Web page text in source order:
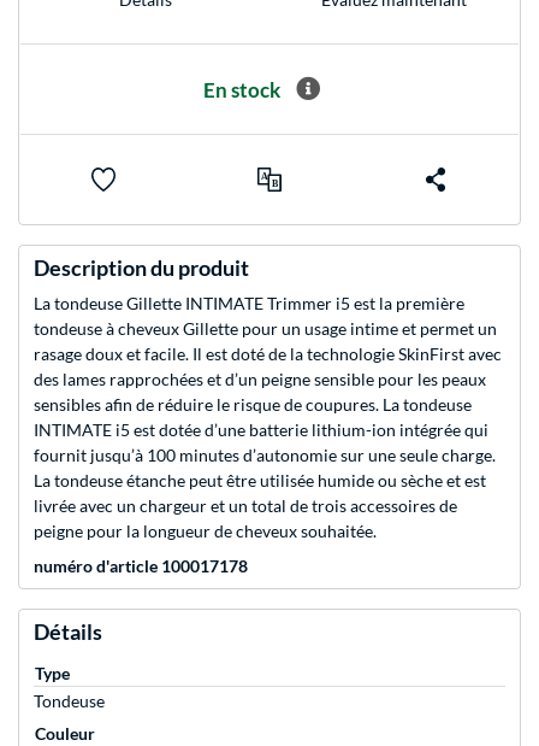
En stock
Description du produit
La tondeuse Gillette INTIMATE Trimmer i5 est la première
tondeuse à cheveux Gillette pour un usage intime et permet un
rasage doux et facile. Il est doté de la technologie SkinFirst avec
des lames rapprochées et d’un peigne sensible pour les peaux
sensibles afin de réduire le risque de coupures. La tondeuse
INTIMATE i5 est dotée d’une batterie lithium-ion intégrée qui
fournit jusqu’à 100 minutes d’autonomie sur une seule charge.
La tondeuse étanche peut être utilisée humide ou sèche et est
livrée avec un chargeur et un total de trois accessoires de
peigne pour la longueur de cheveux souhaitée.
numéro d'article 100017178
Détails
Type
Tondeuse
Couleur